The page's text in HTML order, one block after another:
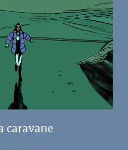
caravane